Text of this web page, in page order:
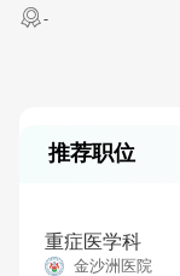
-
推荐职位
重症医学科
金沙洲医院